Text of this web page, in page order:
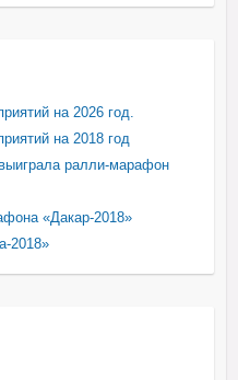
на 2026 год.
на 2018 год
ралли-марафон
«Дакар-2018»
2018»